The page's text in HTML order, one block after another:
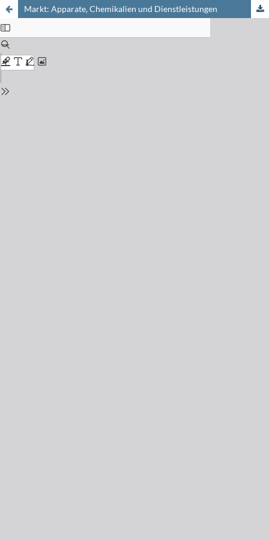
Markt: Apparate, Chemikalien und Dienstleistungen